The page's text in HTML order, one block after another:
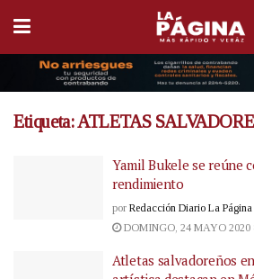
Etiqueta:ATLETAS
Yamil Bukele se reúne
rendimiento
por Redacción Diario La Página
DOMINGO, 24 MAYO 2020
Atletas salvadoreños